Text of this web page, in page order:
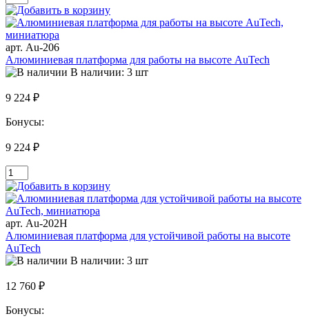
арт. Au-206
Алюминиевая платформа для работы на высоте AuTech
В наличии: 3 шт
9 224 ₽
Бонусы:
9 224 ₽
арт. Au-202H
Алюминиевая платформа для устойчивой работы на высоте
AuTech
В наличии: 3 шт
12 760 ₽
Бонусы: